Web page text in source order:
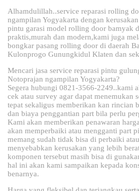
Alhamdulillah..service reparasi rolling
ngampilan Yogyakarta dengan
pintu garasi model rolling door bamyak
praktis,murah dan modern,kami juga
bongkar pasang rolling door di daerah
Kulonprogo Gunungkidul Klaten dan
Mencari jasa service reparasi pintu
Notoprajan ngampilan Yogyakarta?
Segera hubungi 0821-3566-2249..kami
cek atau survey agar dapat menemukan
tepat sekaligus memberikan kan rincian
dan biaya penggantian part bila perlu
Kami akan memberikan penawaran
akan memperbaiki atau mengganti part
memang sudah tidak bisa di perbaiki
menyebabkan kerusakan yang lebih
komponen tersebut masih bisa di
hal ini akan kami sampaikan kepada
benarnya.